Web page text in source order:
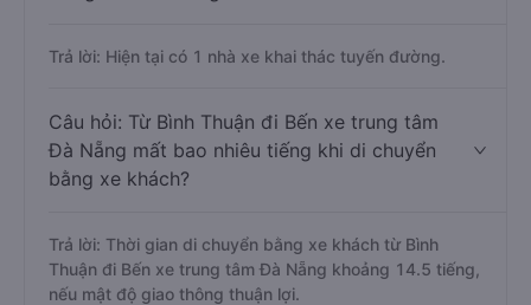
Trả lời: Hiện tại có 1 nhà xe khai thác tuyến đường.
Câu hỏi: Từ Bình Thuận đi Bến xe trung tâm
Đà Nẵng mất bao nhiêu tiếng khi di chuyển
bằng xe khách?
Trả lời: Thời gian di chuyển bằng xe khách từ Bình
Thuận đi Bến xe trung tâm Đà Nẵng khoảng 14.5 tiếng,
nếu mật độ giao thông thuận lợi.